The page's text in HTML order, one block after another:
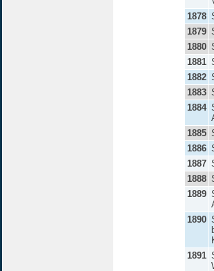
1878
1879
1880
1881
1882
1883
1884
1885
1886
1887
1888
1889
1890
1891